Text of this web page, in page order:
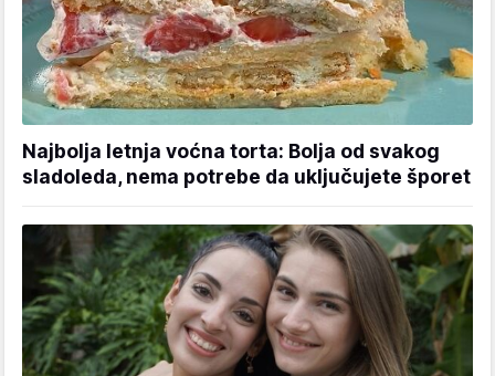
Najbolja letnja voćna torta: Bolja od svakog
sladoleda, nema potrebe da uključujete šporet